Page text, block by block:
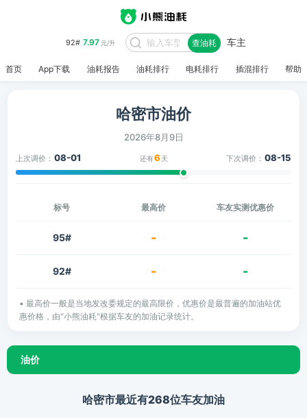
92# 7.97元/升 查油耗 车主
首页 App下载 油耗报告 油耗排行 电耗排行 插混排行 帮助
哈密市油价
2026年8月9日
上次调价： 08-01 还有6 天 下次调价： 08-15
标号 最高价 车友实测优惠价
95# - -
92# - -
• 最高价一般是当地发改委规定的最高限价，优惠价是最普遍的加油站优
惠价格，由"小熊油耗"根据车友的加油记录统计。
油价
哈密市最近有268位车友加油